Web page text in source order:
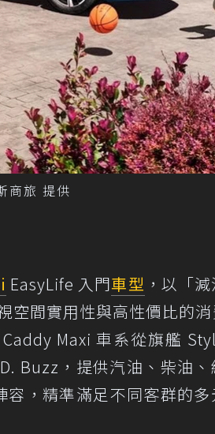
商旅 提供
EasyLife 入門車型 ，以「減
間實用性與高性價比的消
Maxi 車系從旗艦
Buzz，提供汽油、柴油、
，精準滿足不同客群的